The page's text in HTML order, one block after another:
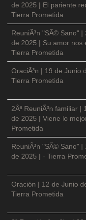
de 2025 | El pariente
Tierra Prometida
ReuniÃ³n "SÃ© Sano" |
de 2025 | Su amor nos
Tierra Prometida
OraciÃ³n | 19 de Junio
Tierra Prometida
2Âª ReuniÃ³n familiar |
de 2025 | Viene lo
Prometida
ReuniÃ³n "SÃ© Sano" |
de 2025 | - Tierra
Oración | 12 de Junio
Tierra Prometida